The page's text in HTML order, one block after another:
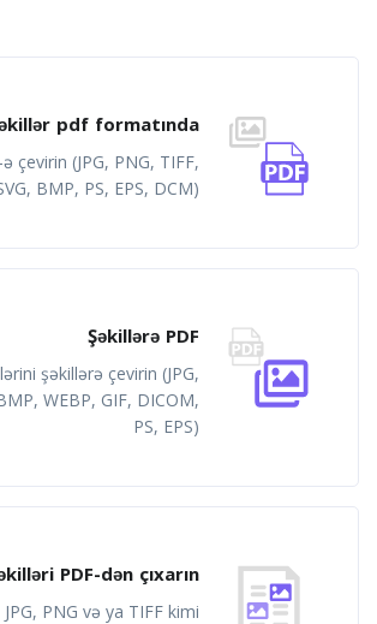
pdf formatında
çevirin (JPG, PNG, TIFF,
BMP, PS, EPS, DCM)
Şəkillərə PDF
şəkillərə çevirin (JPG,
WEBP, GIF, DICOM,
PS, EPS)
PDF-dən çıxarın
PNG və ya TIFF kimi